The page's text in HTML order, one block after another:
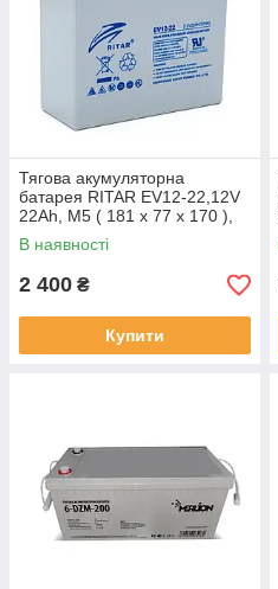
Тягова акумуляторна
батарея RITAR EV12-22,12V
22Ah, M5 ( 181 х 77 х 170 ),
Q4
В наявності
2 400 ₴
Купити